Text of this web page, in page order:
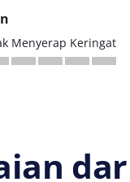
Menyerap Keringat